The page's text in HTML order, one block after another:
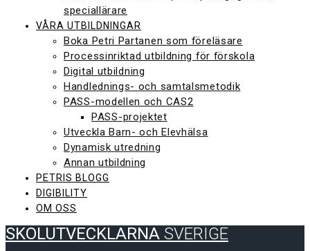
speciallärare
VÅRA UTBILDNINGAR
Boka Petri Partanen som föreläsare
Processinriktad utbildning för förskola
Digital utbildning
Handlednings- och samtalsmetodik
PASS-modellen och CAS2
PASS-projektet
Utveckla Barn- och Elevhälsa
Dynamisk utredning
Annan utbildning
PETRIS BLOGG
DIGIBILITY
OM OSS
SKOLUTVECKLARNA SVERIGE